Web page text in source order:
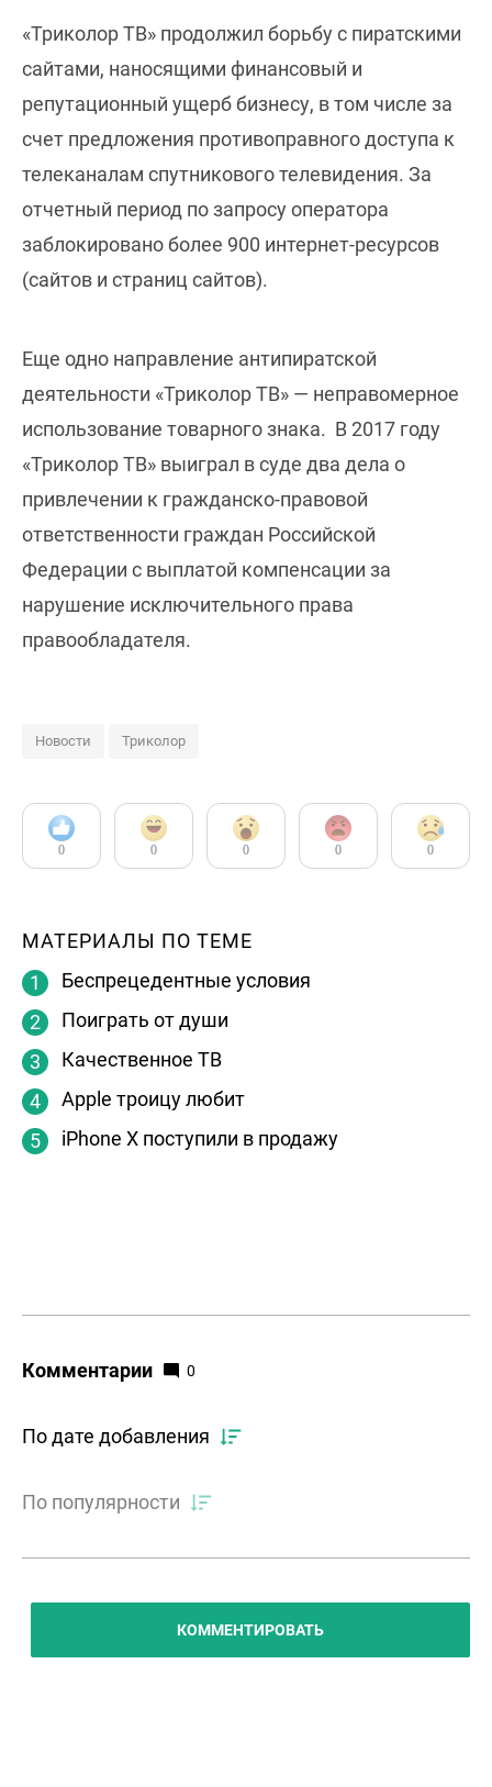
«Триколор ТВ» продолжил борьбу с пиратскими
сайтами, наносящими финансовый и
репутационный ущерб бизнесу, в том числе за
счет предложения противоправного доступа к
телеканалам спутникового телевидения. За
отчетный период по запросу оператора
заблокировано более 900 интернет-ресурсов
(сайтов и страниц сайтов).
Еще одно направление антипиратской
деятельности «Триколор ТВ» — неправомерное
использование товарного знака. В 2017 году
«Триколор ТВ» выиграл в суде два дела о
привлечении к гражданско-правовой
ответственности граждан Российской
Федерации с выплатой компенсации за
нарушение исключительного права
правообладателя.
Новости Триколор
0 0 0 0 0
МАТЕРИАЛЫ ПО ТЕМЕ
Беспрецедентные условия
Поиграть от души
Качественное ТВ
Apple троицу любит
iPhone X поступили в продажу
Комментарии 0
По дате добавления
По популярности
КОММЕНТИРОВАТЬ